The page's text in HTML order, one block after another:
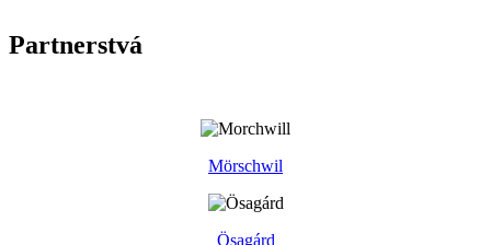
Partnerstvá
Mörschwil
Ösagárd